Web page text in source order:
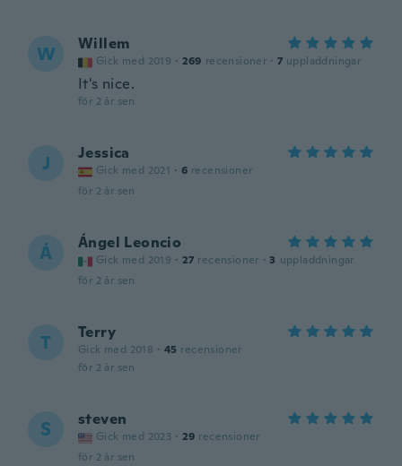
W Willem
Gick med 2019 · 269 recensioner · 7 uppladdningar
It's nice.
för 2 år sen
J Jessica
Gick med 2021 · 6 recensioner
för 2 år sen
Á Ángel Leoncio
Gick med 2019 · 27 recensioner · 3 uppladdningar
för 2 år sen
T Terry
Gick med 2018 · 45 recensioner
för 2 år sen
S steven
Gick med 2023 · 29 recensioner
för 2 år sen